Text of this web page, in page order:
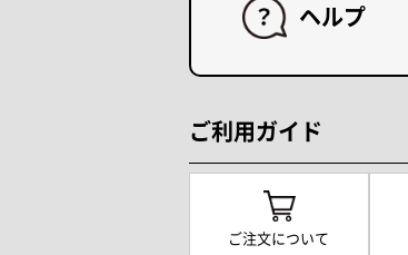
ヘルプ
ご利用ガイド
ご注文について